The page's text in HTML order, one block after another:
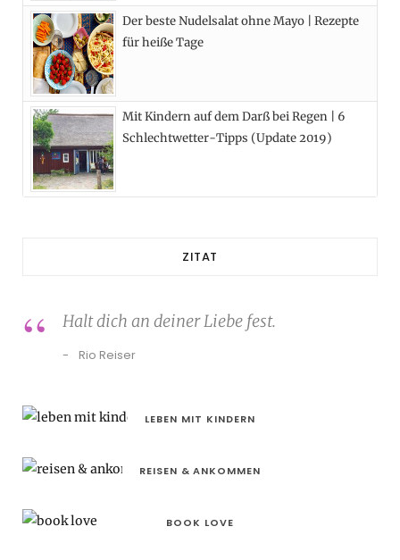
Der beste Nudelsalat ohne Mayo | Rezepte
für heiße Tage
Mit Kindern auf dem Darß bei Regen | 6
Schlechtwetter-Tipps (Update 2019)
ZITAT
Halt dich an deiner Liebe fest.
Rio Reiser
LEBEN MIT KINDERN
REISEN & ANKOMMEN
BOOK LOVE